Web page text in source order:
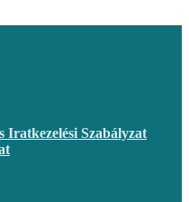
Iratkezelési Szabályzat